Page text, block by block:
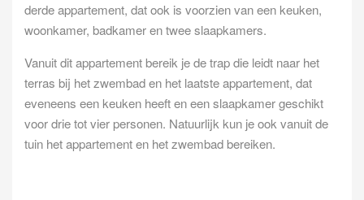
derde appartement, dat ook is voorzien van een keuken,
woonkamer, badkamer en twee slaapkamers.
Vanuit dit appartement bereik je de trap die leidt naar het
terras bij het zwembad en het laatste appartement, dat
eveneens een keuken heeft en een slaapkamer geschikt
voor drie tot vier personen. Natuurlijk kun je ook vanuit de
tuin het appartement en het zwembad bereiken.